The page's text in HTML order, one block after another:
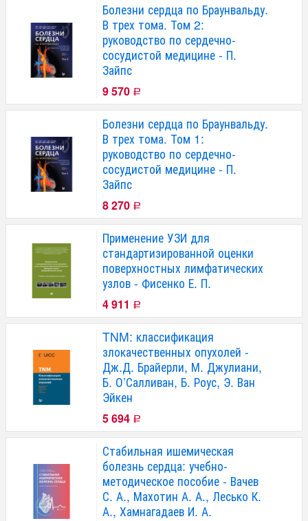
Болезни сердца по Браунвальду.
В трех тома. Том 2:
руководство по сердечно-
сосудистой медицине - П.
Зайпс
9 570 Р
Болезни сердца по Браунвальду.
В трех тома. Том 1:
руководство по сердечно-
сосудистой медицине - П.
Зайпс
8 270 Р
Применение УЗИ для
стандартизированной оценки
поверхностных лимфатических
узлов - Фисенко Е. П.
4 911 Р
TNM: классификация
злокачественных опухолей -
Дж.Д. Брайерли, М. Джулиани,
Б. О’Салливан, Б. Роус, Э. Ван
Эйкен
5 694 Р
Стабильная ишемическая
болезнь сердца: учебно-
методическое пособие - Вачев
С. А., Махотин А. А., Лесько К.
А., Хамнагадаев И. А.